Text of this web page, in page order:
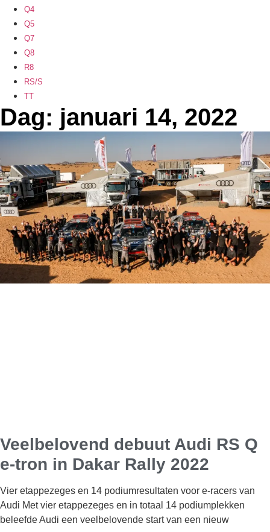
Q4
Q5
Q7
Q8
R8
RS/S
TT
Dag: januari 14, 2022
Veelbelovend debuut Audi RS Q
e-tron in Dakar Rally 2022
Vier etappezeges en 14 podiumresultaten voor e-racers van
Audi Met vier etappezeges en in totaal 14 podiumplekken
beleefde Audi een veelbelovende start van een nieuw